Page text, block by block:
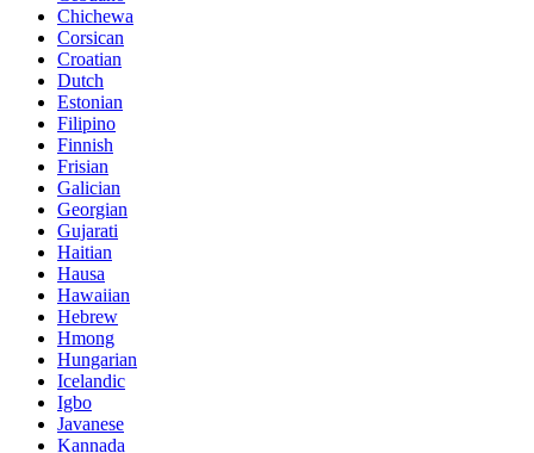
Chichewa
Corsican
Croatian
Dutch
Estonian
Filipino
Finnish
Frisian
Galician
Georgian
Gujarati
Haitian
Hausa
Hawaiian
Hebrew
Hmong
Hungarian
Icelandic
Igbo
Javanese
Kannada